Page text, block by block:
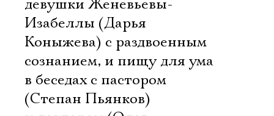
девушки Женевьевы-
Изабеллы (Дарья
Коныжева) с раздвоенным
сознанием, и пищу для ума
в беседах с пастором
(Степан Пьянков)
Электропочта
Имя